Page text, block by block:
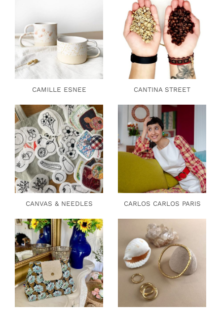
CAMILLE ESNEE CANTINA STREET
CANVAS & NEEDLES CARLOS CARLOS PARIS